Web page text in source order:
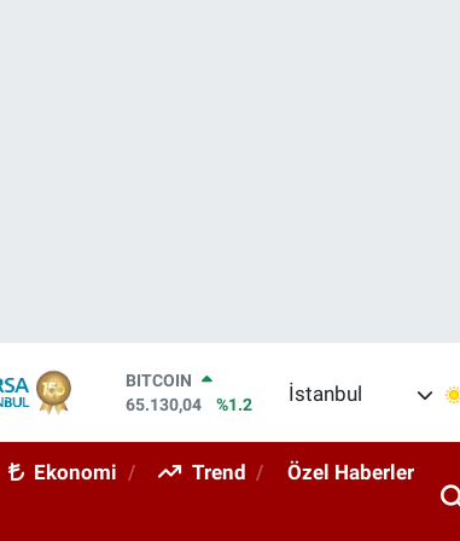
DOLAR
47,7106
%0.17
STERLİN
İstanbul
Ekonomi Trend Özel Haberler